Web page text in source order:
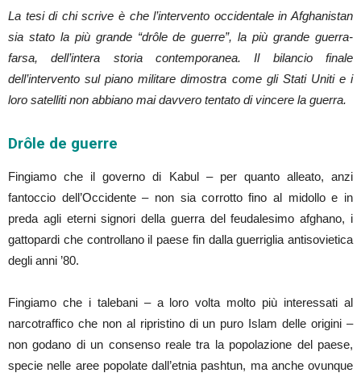
La tesi di chi scrive è che l’intervento occidentale in Afghanistan
sia stato la più grande “drôle de guerre”, la più grande guerra-
farsa, dell’intera storia contemporanea. Il bilancio finale
dell’intervento sul piano militare dimostra come gli Stati Uniti e i
loro satelliti non abbiano mai davvero tentato di vincere la guerra.
Drôle de guerre
Fingiamo che il governo di Kabul – per quanto alleato, anzi
fantoccio dell’Occidente – non sia corrotto fino al midollo e in
preda agli eterni signori della guerra del feudalesimo afghano, i
gattopardi che controllano il paese fin dalla guerriglia antisovietica
degli anni ’80.
Fingiamo che i talebani – a loro volta molto più interessati al
narcotraffico che non al ripristino di un puro Islam delle origini –
non godano di un consenso reale tra la popolazione del paese,
specie nelle aree popolate dall’etnia pashtun, ma anche ovunque